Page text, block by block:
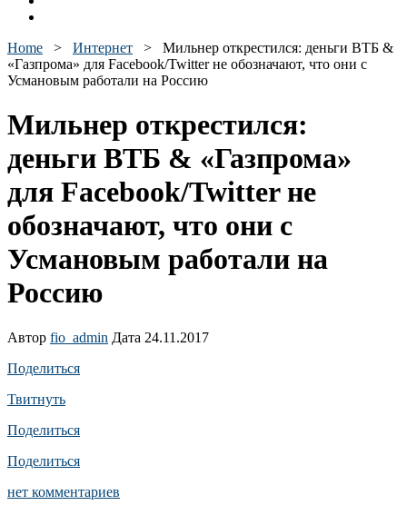
Home > Интернет > Мильнер открестился: деньги ВТБ &
«Газпрома» для Facebook/Twitter не обозначают, что они с
Усмановым работали на Россию
Мильнер открестился:
деньги ВТБ & «Газпрома»
для Facebook/Twitter не
обозначают, что они с
Усмановым работали на
Россию
Автор fio_admin Дата 24.11.2017
Поделиться
Твитнуть
Поделиться
Поделиться
нет комментариев